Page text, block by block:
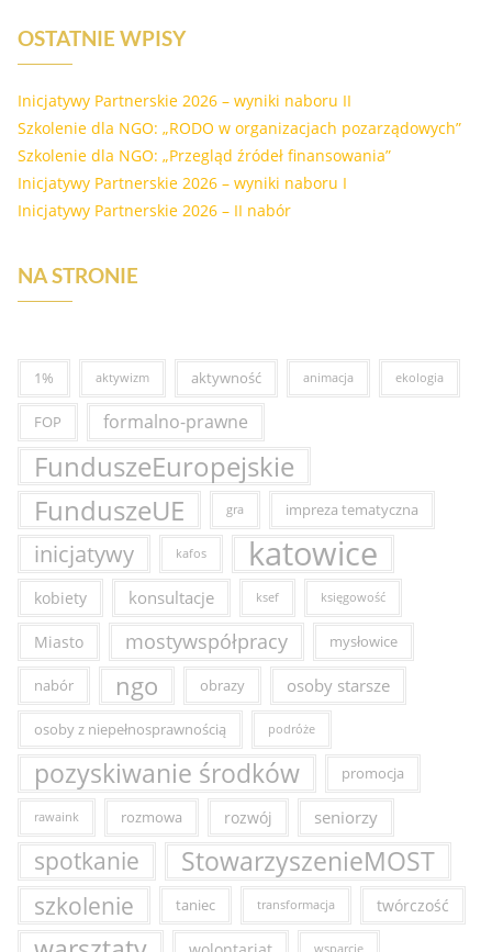
OSTATNIE WPISY
Inicjatywy Partnerskie 2026 – wyniki naboru II
Szkolenie dla NGO: „RODO w organizacjach pozarządowych”
Szkolenie dla NGO: „Przegląd źródeł finansowania”
Inicjatywy Partnerskie 2026 – wyniki naboru I
Inicjatywy Partnerskie 2026 – II nabór
NA STRONIE
1% aktywizm aktywność animacja ekologia
FOP formalno-prawne
FunduszeEuropejskie
FunduszeUE
gra impreza tematyczna
inicjatywy kafos katowice
kobiety konsultacje ksef księgowość
Miasto mostywspółpracy mysłowice
nabór ngo obrazy osoby starsze
osoby z niepełnosprawnością podróże
pozyskiwanie środków promocja
rawaink rozmowa rozwój seniorzy
spotkanie StowarzyszenieMOST
szkolenie taniec transformacja twórczość
wsparcie